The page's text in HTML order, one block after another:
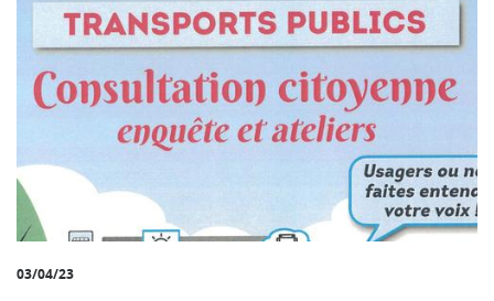
03/04/23